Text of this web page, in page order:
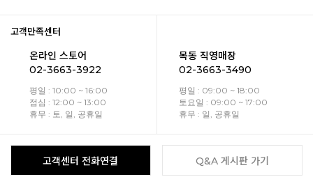
고객만족센터
온라인 스토어
02-3663-3922
평일 : 10:00 ~ 16:00
점심 : 12:00 ~ 13:00
휴무 : 토, 일, 공휴일
목동 직영매장
02-3663-3490
평일 : 09:00 ~ 18:00
토요일 : 09:00 ~ 17:00
휴무 : 일, 공휴일
고객센터 전화연결 Q&A 게시판 가기